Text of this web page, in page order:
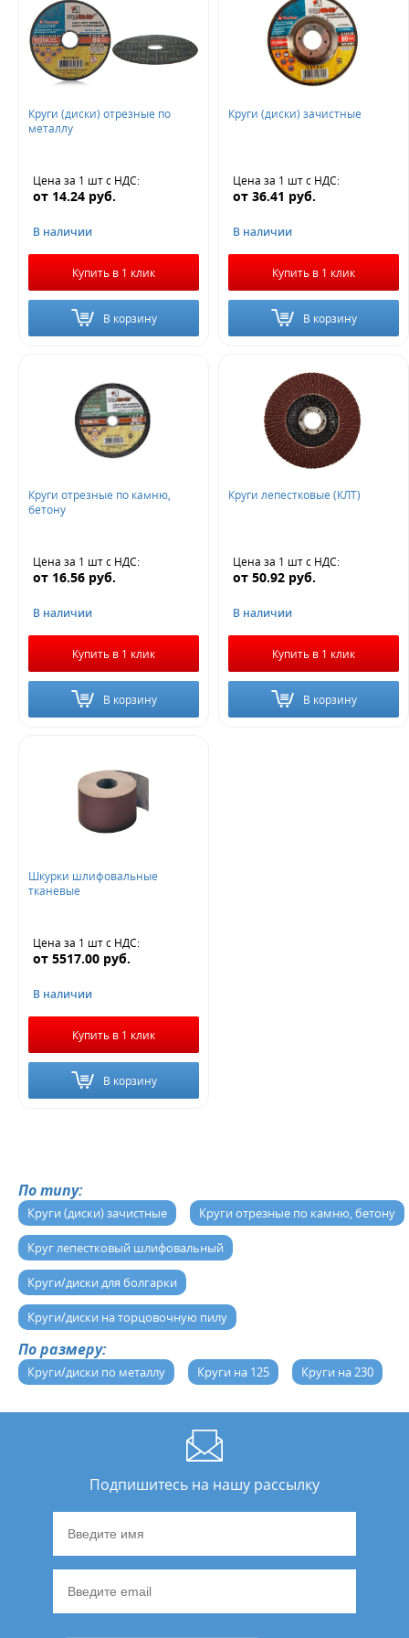
Величина скидки
20%
30%
Не нашли ничего подходящего?
Круги (диски) отрезные по
металлу
Цена за 1 штс НДС:
от 14.24 руб.
В наличии
Купить в 1 клик
В корзину
Круги (диски) зачистные
Цена за 1 штс НДС:
от 36.41 руб.
В наличии
Купить в 1 клик
В корзину
Круги отрезные по камню,
бетону
Цена за 1 штс НДС:
от 16.56 руб.
В наличии
Купить в 1 клик
В корзину
Круги лепестковые (КЛТ)
Цена за 1 штс НДС:
от 50.92 руб.
В наличии
Купить в 1 клик
В корзину
Шкурки шлифовальные
тканевые
Цена за 1 штс НДС:
от 5517.00 руб.
В наличии
Купить в 1 клик
В корзину
По типу:
Круги (диски) зачистные Круги отрезные по камню, бетону
Круг лепестковый шлифовальный
Круги/диски для болгарки
Круги/диски на торцовочную пилу
По размеру:
Круги/диски по металлу Круги на 125 Круги на 230
Подпишитесь на нашу рассылку